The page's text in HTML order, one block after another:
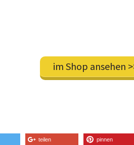
im Shop ansehen
teilen pinnen